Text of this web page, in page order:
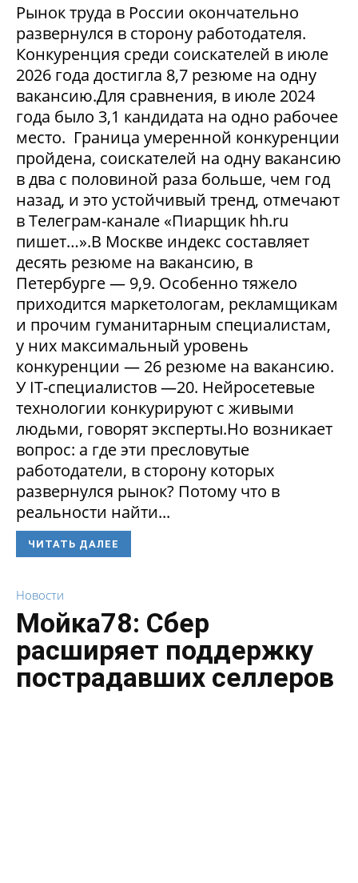
Рынок труда в России окончательно
развернулся в сторону работодателя.
Конкуренция среди соискателей в июле
2026 года достигла 8,7 резюме на одну
вакансию.Для сравнения, в июле 2024
года было 3,1 кандидата на одно рабочее
место. Граница умеренной конкуренции
пройдена, соискателей на одну вакансию
в два с половиной раза больше, чем год
назад, и это устойчивый тренд, отмечают
в Телеграм-канале «Пиарщик hh.ru
пишет…».В Москве индекс составляет
десять резюме на вакансию, в
Петербурге — 9,9. Особенно тяжело
приходится маркетологам, рекламщикам
и прочим гуманитарным специалистам,
у них максимальный уровень
конкуренции — 26 резюме на вакансию.
У IT-специалистов —20. Нейросетевые
технологии конкурируют с живыми
людьми, говорят эксперты.Но возникает
вопрос: а где эти пресловутые
работодатели, в сторону которых
развернулся рынок? Потому что в
реальности найти...
ЧИТАТЬ ДАЛЕЕ
Новости
Мойка78: Сбер
расширяет поддержку
пострадавших селлеров